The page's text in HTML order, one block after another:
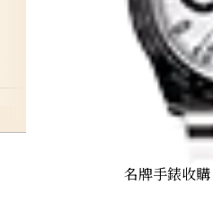
garnet-ring
名牌手錶收購